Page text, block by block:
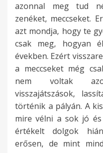
azonnal meg tud
zenéket, meccseket.
azt mondja, hogy te
csak meg, hogyan
években. Ezért
a meccseket még
nem voltak
visszajátszások,
történik a pályán. A
mire vélni a sok jó
értékelt dolgok
erősen, de mint